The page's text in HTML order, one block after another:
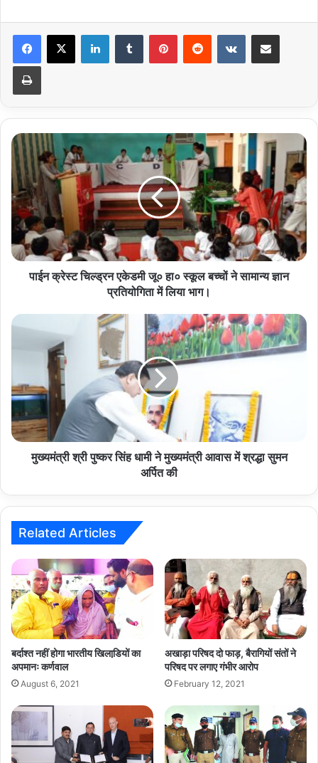
LinkedInTumblr PinterestReddit VKontakteShare via Email
Print
पाईन
क्रेस्ट
चिल्ड्रन
एकेडमी
जू०
हा०
स्कूल
बच्चों
ने
सामान्य
में
पाईन क्रेस्ट चिल्ड्रन एकेडमी जू० हा० स्कूल बच्चों ने सामान्य ज्ञान
प्रतियोगिता में लिया भाग।
मुख्यमंत्री
ने
मुख्यमंत्री
आवास
में
मुख्यमंत्री श्री पुष्कर सिंह धामी ने मुख्यमंत्री आवास में श्रद्धा सुमन
अर्पित की
Related Articles
बर्दाश्त नहीं होगा भारतीय खिलाडि़यों का
अपमानः कर्णवाल
August 6, 2021
अखाड़ा परिषद दो फाड़, बैरागियों संतों ने
परिषद पर लगाए गंभीर आरोप
February 12, 2021